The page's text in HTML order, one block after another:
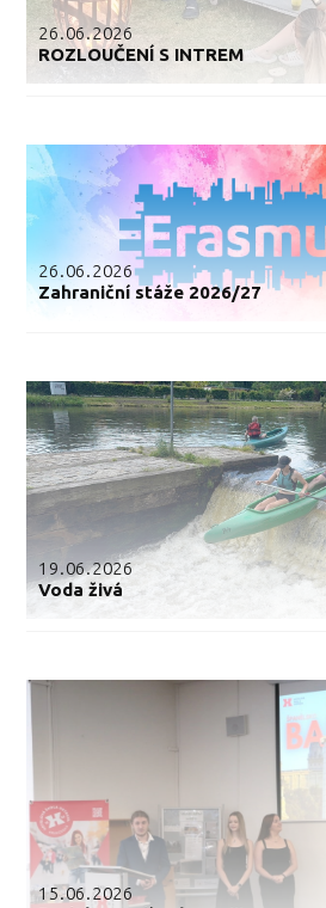
26.06.2026
ROZLOUČENÍ S INTREM
26.06.2026
Zahraniční stáže 2026/27
19.06.2026
Voda živá
15.06.2026